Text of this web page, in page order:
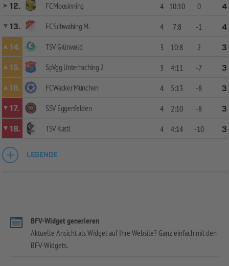
12.
FC Moosinning 4 10:10 0
4
13.
FC Schwabing M. 4 7:8 -1
4
14.
TSV Grünwald 3 10:8 2
3
15.
SpVgg Unterhaching 2 3 4:11 -7
3
16.
FC Wacker München 4 5:13 -8
3
17.
SSV Eggenfelden 4 2:10 -8
3
18.
TSV Kastl 4 4:14 -10 3
LEGENDE
BFV-Widget generieren
Aktuelle Ansicht als Widget auf Ihre Website? Ganz einfach mit den
BFV-Widgets.